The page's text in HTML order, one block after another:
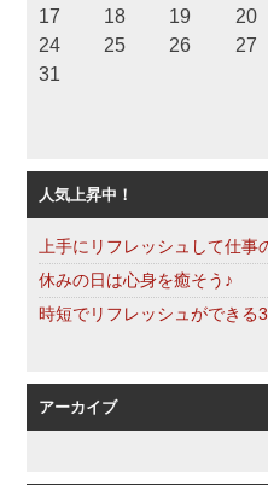
17
18 19 20
24
25 26 27
31
人気上昇中！
上手にリフレッシュして仕事
休みの日は心身を癒そう♪
時短でリフレッシュができる
アーカイブ